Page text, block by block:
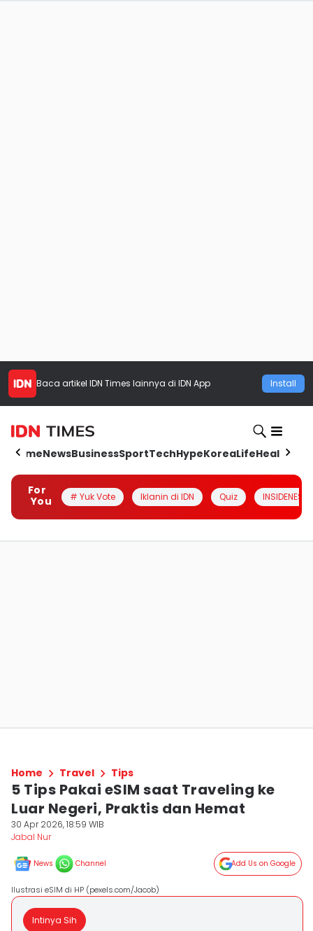
Baca artikel IDN Times lainnya di IDN App Install
HomeNewsBusinessSportTechHypeKoreaLifeHealth
For
You
# Yuk Vote Iklanin di IDN Quiz INSIDENESIA
Home Travel Tips
5 Tips Pakai eSIM saat Traveling ke
Luar Negeri, Praktis dan Hemat
30 Apr 2026, 18:59 WIB
Jabal Nur
News Channel Add Us on Google
Ilustrasi eSIM di HP (pexels.com/Jacob)
Intinya Sih